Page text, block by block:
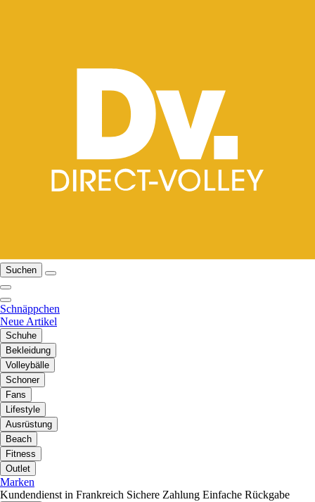
Suchen
Schnäppchen
Neue Artikel
Schuhe
Bekleidung
Volleybälle
Schoner
Fans
Lifestyle
Ausrüstung
Beach
Fitness
Outlet
Marken
Kundendienst in Frankreich Sichere Zahlung Einfache Rückgabe